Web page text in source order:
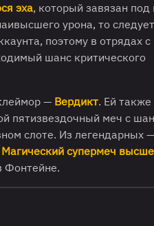
эха, который завязан под
урона, то следует
поэтому в отрядах с
шанс критического
— Вердикт. Ей также
пятизвездочный меч с
слоте. Из легендарных
Магический супермеч
Фонтейне.